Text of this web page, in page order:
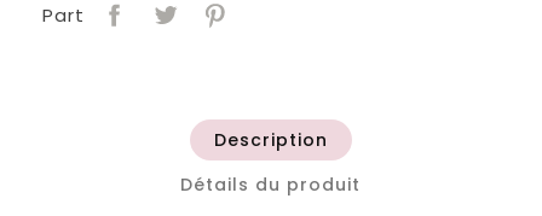
Part
Description
Détails du produit